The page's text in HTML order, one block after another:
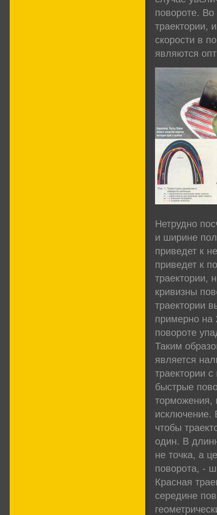
повороте.
траектории,
скорости в
являются
Нетрудно
и ширине
приведет к
приведет к
траектории,
кривизны
траектории
примерно на
повороте
Таким
является
траектории
быстрые
торможения,
исключение.
чтобы
один. В
не точка, а
поворота, -
Красная
середине